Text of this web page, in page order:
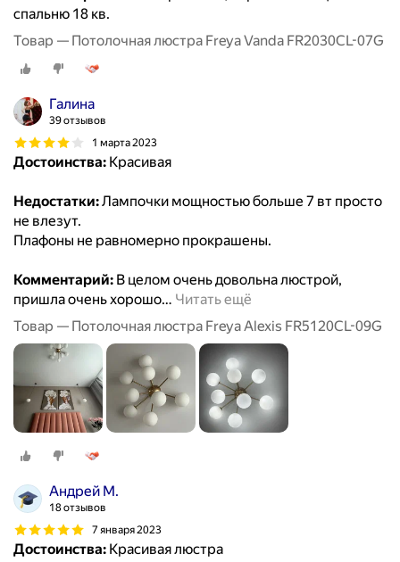
спальню 18 кв.
Товар — Потолочная люстра Freya Vanda FR2030CL-07G
Галина
39 отзывов
1 марта 2023
Достоинства: Красивая
Недостатки:Лампочки мощностью больше 7 вт просто
не влезут.
Плафоны не равномерно прокрашены.
Комментарий: В целом очень довольна люстрой,
пришла очень хорошо… Читать ещё
Товар — Потолочная люстра Freya Alexis FR5120CL-09G
Андрей М.
18 отзывов
7 января 2023
Достоинства: Красивая люстра